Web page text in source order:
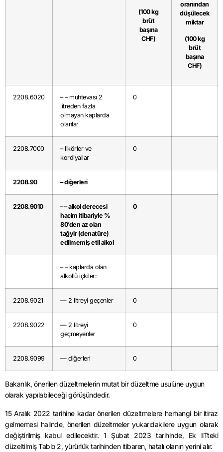
(100 kg
brüt
başına
CHF)
oranından
düşülecek
miktar
(100 kg
brüt
başına
CHF)
2208.6020
– – muhtevası 2
litreden fazla
olmayan kaplarda
olanlar
0
2208.7000
– likörler ve
kordiyallar
0
2208.90 – diğerleri
2208.9010
– – alkol derecesi
hacim itibariyle %
80’den az olan
tağyir (denatüre)
edilmemiş etil alkol
0
– – kaplarda olan
alkollü içkiler:
2208.9021 — 2 litreyi geçenler 0
2208.9022
— 2 litreyi
geçmeyenler
0
2208.9099 — diğerleri 0
Bakanlık, önerilen düzeltmelerin mutat bir düzeltme usulüne uygun
olarak yapılabileceği görüşündedir.
15 Aralık 2022 tarihine kadar önerilen düzeltmelere herhangi bir itiraz
gelmemesi halinde, önerilen düzeltmeler yukarıdakilere uygun olarak
değiştirilmiş kabul edilecektir. 1 Şubat 2023 tarihinde, Ek llTteki
düzeltilmiş Tablo 2, yürürlük tarihinden itibaren, hatalı olanın yerini alır.